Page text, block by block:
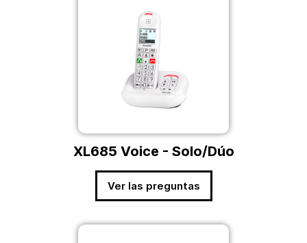
XL685 Voice - Solo/Dúo
Ver las preguntas